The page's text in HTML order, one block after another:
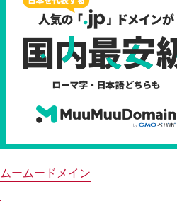
ムームードメイン